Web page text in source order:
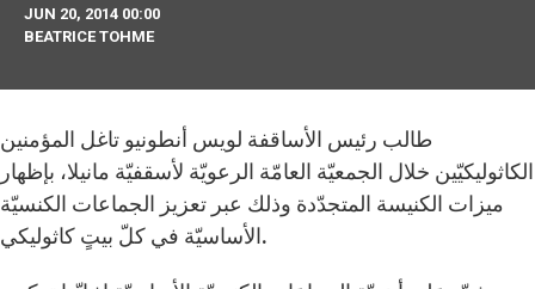
JUN 20, 2014 00:00
BEATRICE TOHME
طالب رئيس الأساقفة لويس أنطونيو تاغل المؤمنين
الكاثوليكيّين خلال الجمعيّة العامّة الرعويّة لأسقفيّة مانيلا، بإظهار
ميزات الكنيسة المتجدّدة وذلك عبر تعزيز الجماعات الكنسيّة
الأساسيّة في كلّ بيتٍ كاثوليكي.